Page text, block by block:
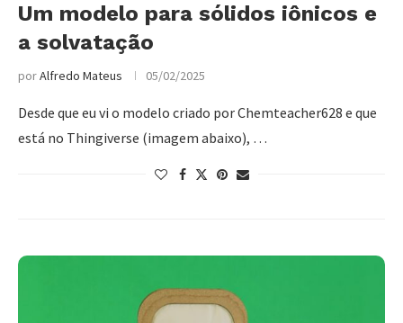
Um modelo para sólidos iônicos e
a solvatação
porAlfredo Mateus 05/02/2025
Desde que eu vi o modelo criado por Chemteacher628 e que
está no Thingiverse (imagem abaixo), …